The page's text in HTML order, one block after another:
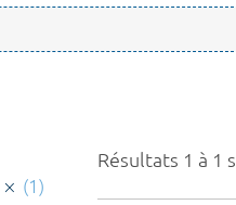
Résultats 1 à 1
(1)